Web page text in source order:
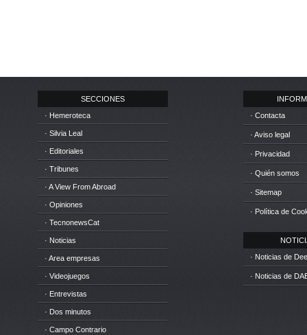
SECCIONES
· Hemeroteca
· Silvia Leal
· Editoriales
· Tribunes
· A View From Abroad
· Opiniones
· TecnonewsCat
· Noticias
· Area empresas
· Videojuegos
· Entrevistas
· Dos minutos
· Campo Contrario
· Contacta
· Aviso legal
· Privacidad
· Quién somos
· Sitemap
· Política de
· Noticias de
· Noticias de